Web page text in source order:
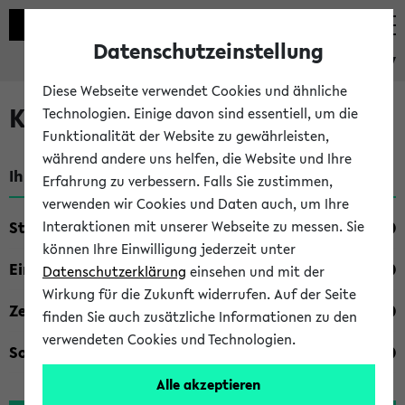
eKVV
Kombisuche im eKVV
Ihre Suchkriterien:
Studienfach
Einrichtung
Zeiten
Sonstiges
Datenschutzeinstellung
Diese Webseite verwendet Cookies und ähnliche
Technologien. Einige davon sind essentiell, um die
Funktionalität der Website zu gewährleisten,
während andere uns helfen, die Website und Ihre
Erfahrung zu verbessern. Falls Sie zustimmen,
verwenden wir Cookies und Daten auch, um Ihre
Interaktionen mit unserer Webseite zu messen. Sie
können Ihre Einwilligung jederzeit unter
Datenschutzerklärung einsehen und mit der
Wirkung für die Zukunft widerrufen. Auf der Seite
finden Sie auch zusätzliche Informationen zu den
verwendeten Cookies und Technologien.
Alle akzeptieren